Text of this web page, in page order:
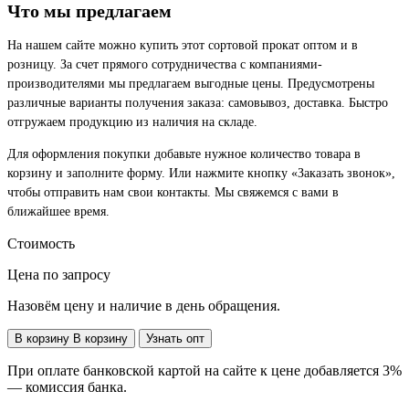
Что мы предлагаем
На нашем сайте можно купить этот сортовой прокат оптом и в
розницу. За счет прямого сотрудничества с компаниями-
производителями мы предлагаем выгодные цены. Предусмотрены
различные варианты получения заказа: самовывоз, доставка. Быстро
отгружаем продукцию из наличия на складе.
Для оформления покупки добавьте нужное количество товара в
корзину и заполните форму. Или нажмите кнопку «Заказать звонок»,
чтобы отправить нам свои контакты. Мы свяжемся с вами в
ближайшее время.
Стоимость
Цена по запросу
Назовём цену и наличие в день обращения.
В корзину В корзину Узнать опт
При оплате банковской картой на сайте к цене добавляется 3%
— комиссия банка.